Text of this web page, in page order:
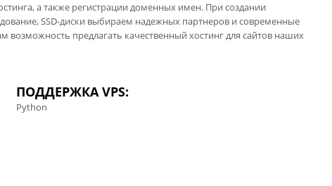
а также регистрации доменных имен. При создании
SSD-диски выбираем надежных партнеров и современные
возможность предлагать качественный хостинг для сайтов наших
ПОДДЕРЖКА VPS:
Python